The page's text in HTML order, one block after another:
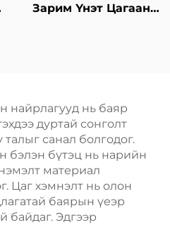
Зарим Үнэт Цагаан
Пластик Пакинг
найрлагууд нь баяр
дуртай сонголт
санал болгодог.
бэлэн бүтэц нь нарийн
материал
Цаг хэмнэлт нь олон
баярын үеэр
байдаг. Эдгээр